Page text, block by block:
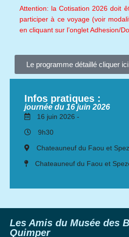
Attention: la Cotisation 2026 doit
participer à ce voyage (voir
en cliquant sur l’onglet Adhesion/
Le programme détaillé cliquer ici
Infos pratiques :
journée du 16 juin 2026
16 juin 2026 -
9h30
Chateauneuf du Faou et
Chateauneuf du Faou et
Les Amis du Musée des
Quimper